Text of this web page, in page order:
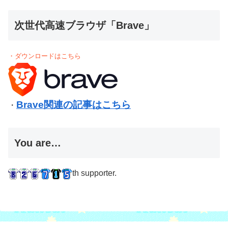
次世代高速ブラウザ「Brave」
・ダウンロードはこちら
・ Brave関連の記事はこちら
You are…
th supporter.